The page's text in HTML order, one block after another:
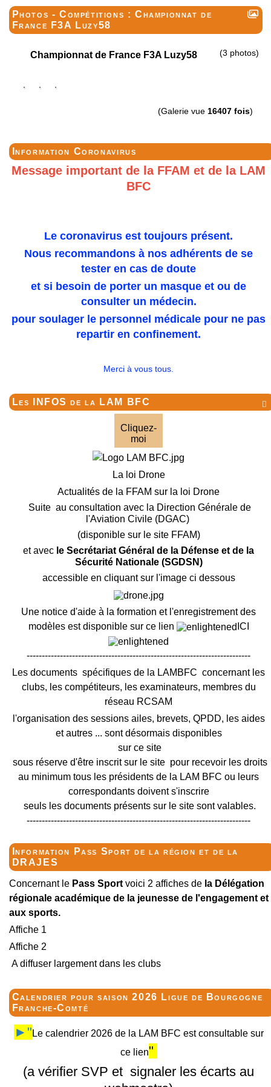
Photos - Compétitions : Championnat de
France F3A Luzy58
Championnat de France F3A Luzy58 (3 photos)
(Galerie vue 16407 fois)
Information Coronavirus
Message important de la FFAM et de la LAM
BFC
Le coronavirus est toujours présent.
Nous recommandons à nos adhérents de se
tester en cas de doute
et si besoin de porter un masque et ou de
consulter un médecin.
pour soulager le personnel médicale pour ne pas
repartir en confinement.
Merci à vous tous.

Les INFOS de la LAM BFC
Cliquez-
moi
La loi Drone
Actualités de la FFAM sur la loi Drone
Suite au consultation avec la Direction Générale de
l'Aviation Civile (DGAC)
(disponible sur le site FFAM)
et avec le Secrétariat Général de la Défense et de la
Sécurité Nationale (SGDSN)
accessible en cliquant sur l'image ci dessous
Une notice d'aide à la formation et l'enregistrement des
modèles est disponible sur ce lien
ICI
--------------------------------------------------------------------------
Les documents spécifiques de la LAMBFC concernant les
clubs, les compétiteurs, les examinateurs, membres du
réseau RCSAM
l'organisation des sessions ailes, brevets, QPDD, les aides
et autres ... sont désormais disponibles
sur ce site
sous réserve d'être inscrit sur le site pour recevoir les droits
au minimum tous les présidents de la LAM BFC ou leurs
correspondants doivent s'inscrire
seuls les documents présents sur le site sont valables.
--------------------------------------------------------------------------
Information Pass Sport de la région et de la
DRAJES
Concernant lePass Sportvoici 2 affiches dela Délégation
régionale académique de la jeunesse de l'engagement et
aux sports.
Affiche 1
Affiche 2
A diffuser largement dans les clubs
Calendrier pour saison 2026 Ligue de Bourgogne
Franche-Comté
►" Le calendrier 2026 de la LAM BFC est consultable sur
ce lien"
(a vérifier SVP et signaler les écarts au